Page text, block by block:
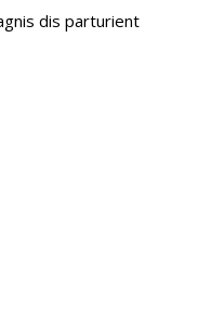
dis parturient